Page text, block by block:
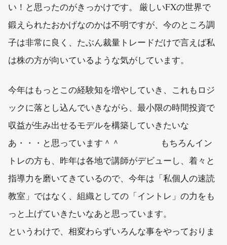
い！と思ったのがきっかけです。 厳しいFXの世界で
鍛えられたおかげなのかは不明ですが、今のところ調
子は非常に良く、たぶん裁量トレードだけで言えば私
は株の方が向いているような気がしています。
今年はもっとこの経験知を増やしていき、これもロジ
ックに落とし込んでいきながら、最小限の時間投資で
収益が生み出せるモデルを構築していきたいな
あ・・・と思っています＾＾ もちろんイン
トレの方も、昨年は各地で講師がデビューし、着々と
指導力を磨いてきているので、今年は「私個人の速読
教室」ではなく、組織としての「イントレ」の力をも
っと上げていきたいなあと思っています。
というわけで、相変わらずいろんな事をやっておりま